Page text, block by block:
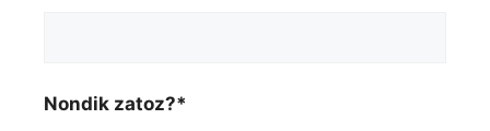
Nondik zatoz?*